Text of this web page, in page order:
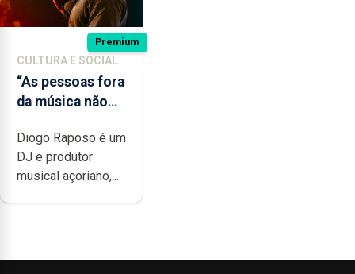
Premium
CULTURA E SOCIAL
“As pessoas fora
da música não
quão difícil é
produzir uma
música”
Diogo Raposo é um
DJ e produtor
musical açoriano,...